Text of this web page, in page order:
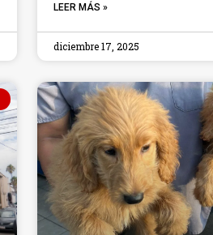
LEER MÁS »
diciembre 17, 2025